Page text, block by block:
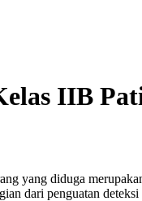
IIB
yang diduga
dari penguatan